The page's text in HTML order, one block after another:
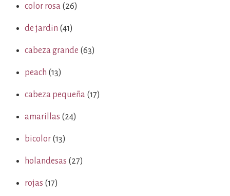
color rosa (26)
de jardin (41)
cabeza grande (63)
peach (13)
cabeza pequeña (17)
amarillas (24)
bicolor (13)
holandesas (27)
rojas (17)